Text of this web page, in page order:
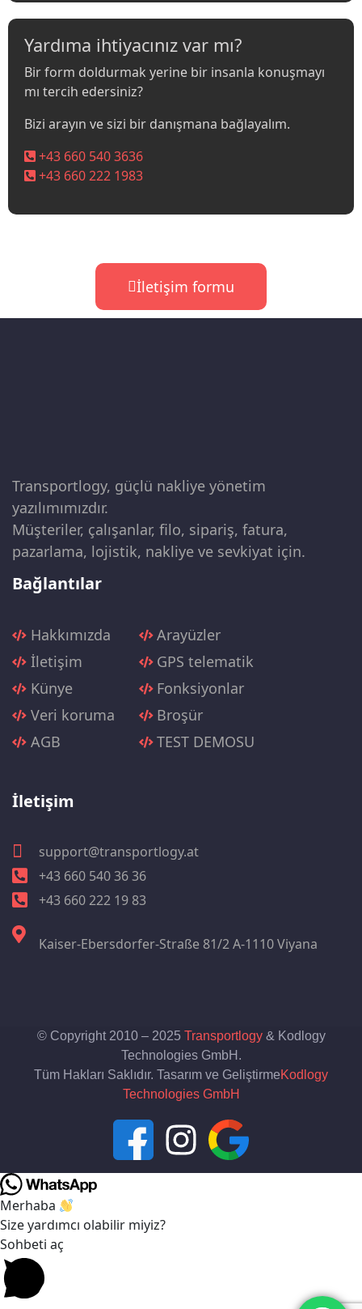
Yardıma ihtiyacınız var mı?
Bir form doldurmak yerine bir insanla konuşmayı
mı tercih edersiniz?
Bizi arayın ve sizi bir danışmana bağlayalım.
+43 660 540 3636
+43 660 222 1983
İletişim formu
Transportlogy, güçlü nakliye yönetim
yazılımımızdır.
Müşteriler, çalışanlar, filo, sipariş, fatura,
pazarlama, lojistik, nakliye ve sevkiyat için.
Bağlantılar
Hakkımızda
İletişim
Künye
Veri koruma
AGB
Arayüzler
GPS telematik
Fonksiyonlar
Broşür
TEST DEMOSU
İletişim
support@transportlogy.at
+43 660 540 36 36
+43 660 222 19 83
Kaiser-Ebersdorfer-Straße 81/2 A-1110 Viyana
© Copyright 2010 – 2025 Transportlogy& Kodlogy
Technologies GmbH.
Tüm Hakları Saklıdır. Tasarım ve GeliştirmeKodlogy
Technologies GmbH
Merhaba
Size yardımcı olabilir miyiz?
Sohbeti aç